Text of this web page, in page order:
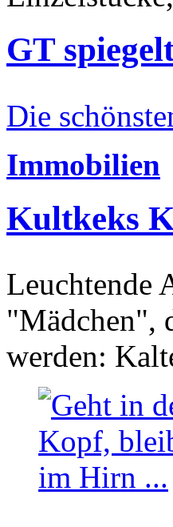
GT
Die
Immobilien
Kultkeks
Leuchtende
"Mädchen",
werden: